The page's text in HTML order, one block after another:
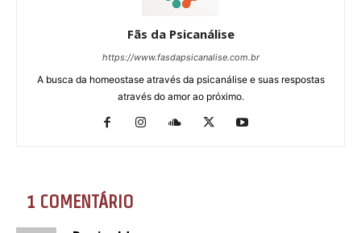
Fãs da Psicanálise
https://www.fasdapsicanalise.com.br
A busca da homeostase através da psicanálise e suas respostas
através do amor ao próximo.
1 COMENTÁRIO